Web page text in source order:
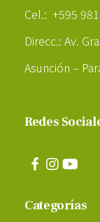
Cel.: +595
Direcc.: Av.
Asunción –
Redes
Categorías